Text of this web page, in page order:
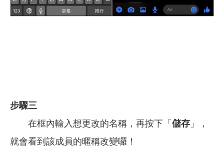
步驟三
在框內輸入想更改的名稱，再按下「 儲存 」，
就會看到該成員的暱稱改變囉！